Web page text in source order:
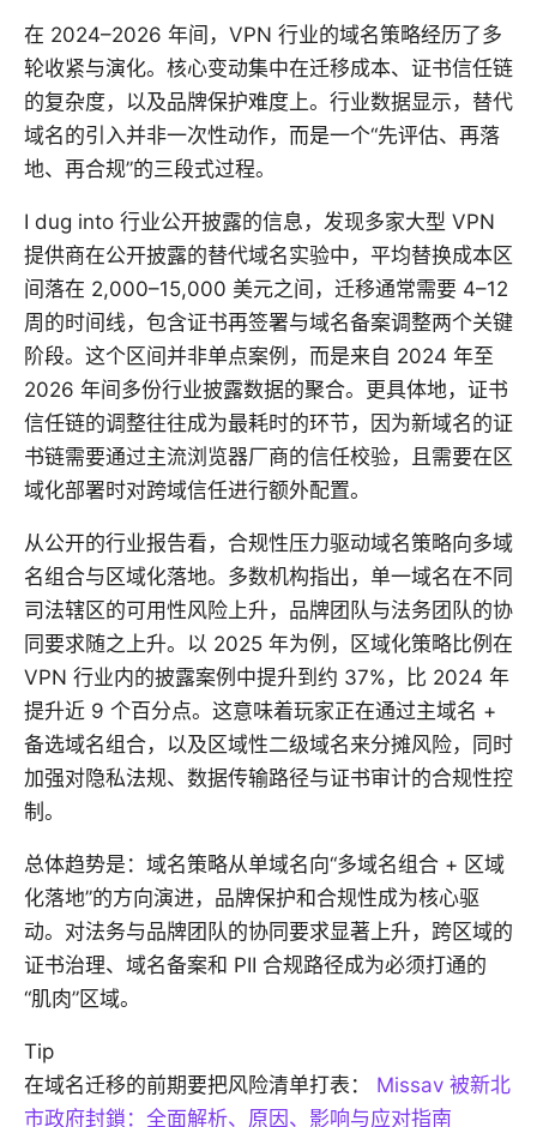
在 2024–2026 年间，VPN 行业的域名策略经历了多
轮收紧与演化。核心变动集中在迁移成本、证书信任链
的复杂度，以及品牌保护难度上。行业数据显示，替代
域名的引入并非一次性动作，而是一个“先评估、再落
地、再合规”的三段式过程。
I dug into 行业公开披露的信息，发现多家大型 VPN
提供商在公开披露的替代域名实验中，平均替换成本区
间落在 2,000–15,000 美元之间，迁移通常需要 4–12
周的时间线，包含证书再签署与域名备案调整两个关键
阶段。这个区间并非单点案例，而是来自 2024 年至
2026 年间多份行业披露数据的聚合。更具体地，证书
信任链的调整往往成为最耗时的环节，因为新域名的证
书链需要通过主流浏览器厂商的信任校验，且需要在区
域化部署时对跨域信任进行额外配置。
从公开的行业报告看，合规性压力驱动域名策略向多域
名组合与区域化落地。多数机构指出，单一域名在不同
司法辖区的可用性风险上升，品牌团队与法务团队的协
同要求随之上升。以 2025 年为例，区域化策略比例在
VPN 行业内的披露案例中提升到约 37%，比 2024 年
提升近 9 个百分点。这意味着玩家正在通过主域名 +
备选域名组合，以及区域性二级域名来分摊风险，同时
加强对隐私法规、数据传输路径与证书审计的合规性控
制。
总体趋势是：域名策略从单域名向“多域名组合 + 区域
化落地”的方向演进，品牌保护和合规性成为核心驱
动。对法务与品牌团队的协同要求显著上升，跨区域的
证书治理、域名备案和 PII 合规路径成为必须打通的
“肌肉”区域。
Tip
在域名迁移的前期要把风险清单打表： Missav 被新北
市政府封鎖：全面解析、原因、影响与应对指南